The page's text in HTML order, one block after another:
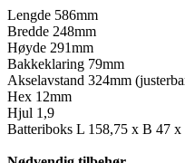
Lengde 586mm
Bredde 248mm
Høyde 291mm
Bakkeklaring 79mm
Akselavstand 324mm
Hex 12mm
Hjul 1,9
Batteriboks L 158,75 x B 47